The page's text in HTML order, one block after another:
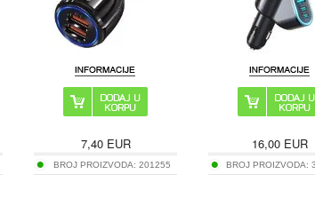
7,40EUR
BROJ PROIZVODA:201255
16,00 EUR
BROJ PROIZVODA: